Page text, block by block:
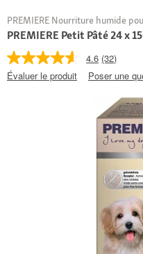
PREMIERE Nourriture humide
PREMIERE Petit Pâté 24 x
4.6 (32)
Évaluer le produit
Poser une